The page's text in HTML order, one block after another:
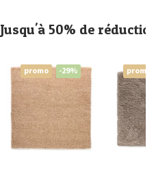
Jusqu'à 50% de
promo -29% promo